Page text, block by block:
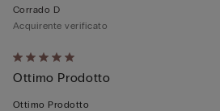
Valutato
5
su
Corrado D
Acquirente verificato
Ottimo Prodotto
Ottimo Prodotto